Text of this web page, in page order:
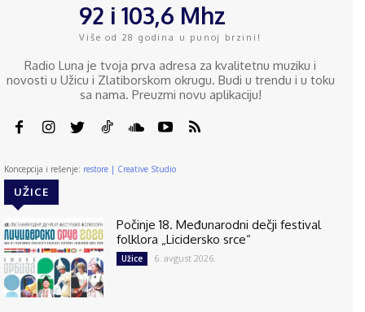
92 i 103,6 Mhz
Više od 28 godina u punoj brzini!
Radio Luna je tvoja prva adresa za kvalitetnu muziku i
novosti u Užicu i Zlatiborskom okrugu. Budi u trendu i u toku
sa nama. Preuzmi novu aplikaciju!
Koncepcija i rešenje: restore | Creative Studio
UŽICE
Počinje 18. Međunarodni dečji festival
folklora „Licidersko srce“
Užice 6. avgust 2026.